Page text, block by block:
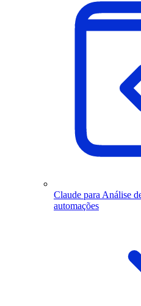
Claude para Análise
automações